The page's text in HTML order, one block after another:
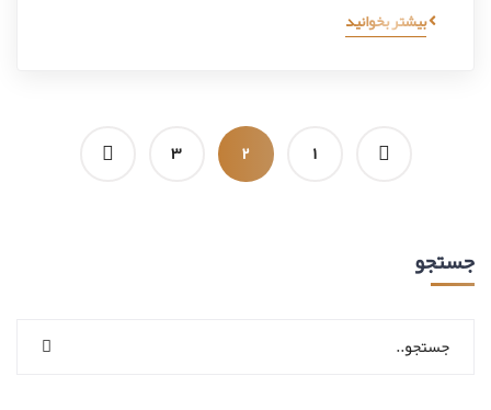
بیشتر بخوانید
۱ ۲ ۳
جستجو